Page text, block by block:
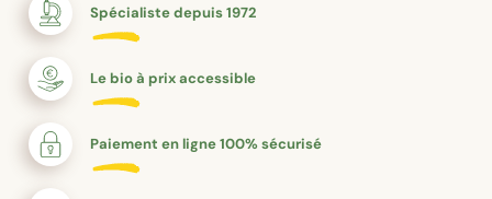
Spécialiste depuis 1972
Le bio à prix accessible
Paiement en ligne 100% sécurisé